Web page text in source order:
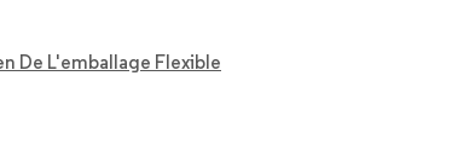
De L'emballage Flexible